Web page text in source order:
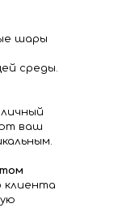
шары
среды.
ваш
клиента